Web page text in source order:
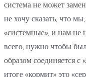
система не может
не хочу сказать, что
«системные», и нам не
всего, нужно чтобы
образом соединяется
итоге «кормит» это